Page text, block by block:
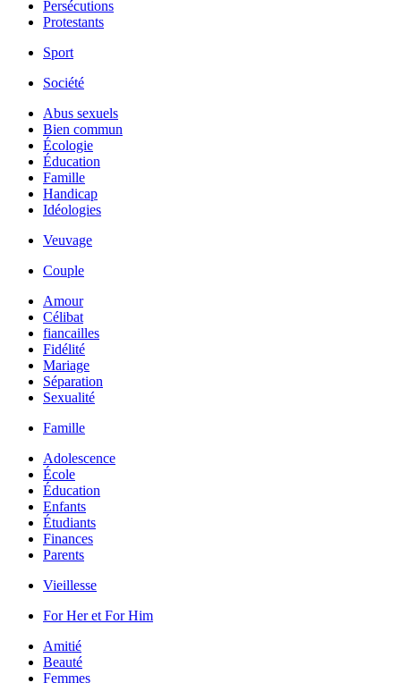
Persécutions
Protestants
Sport
Société
Abus sexuels
Bien commun
Écologie
Éducation
Famille
Handicap
Idéologies
Veuvage
Couple
Amour
Célibat
fiancailles
Fidélité
Mariage
Séparation
Sexualité
Famille
Adolescence
École
Éducation
Enfants
Étudiants
Finances
Parents
Vieillesse
For Her et For Him
Amitié
Beauté
Femmes